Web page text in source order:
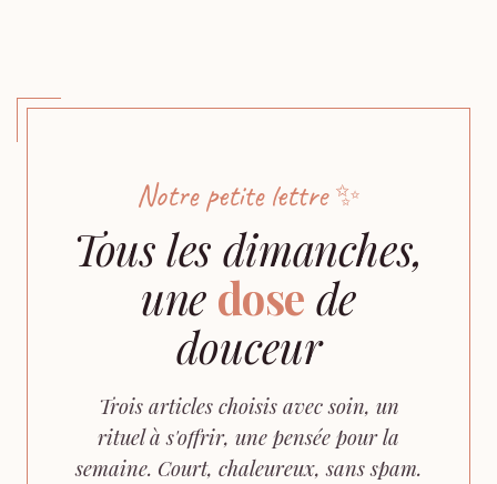
Notre petite lettre ✨
Tous les dimanches,
une dose de
douceur
Trois articles choisis avec soin, un
rituel à s'offrir, une pensée pour la
semaine. Court, chaleureux, sans spam.